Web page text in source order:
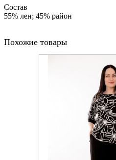
Состав
55% лен; 45% район
Похожие товары